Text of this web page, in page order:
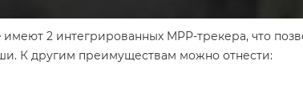
2 интегрированных MPP-трекера, что
К другим преимуществам можно отнести: